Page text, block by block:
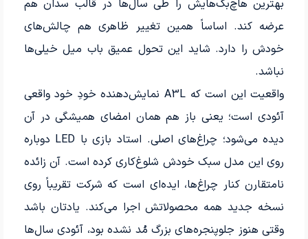
بهترین هاچ‌بک‌هایش را طی سال‌ها در قالب سدان هم
عرضه کند. اساساً همین تغییر ظاهری هم چالش‌های
خودش را دارد. شاید این تحول عمیق باب میل خیلی‌ها
نباشد.
واقعیت این است که A3L نمایش‌دهنده خودِ خود واقعی
آئودی است؛ یعنی باز هم همان امضای همیشگی در آن
دیده می‌شود؛ چراغ‌های اصلی. استاد بازی با LED دوباره
روی این مدل سبک خودش شلوغ‌کاری کرده است. آن زائده
نامتقارن کنار چراغ‌ها، ایده‌ای است که شرکت تقریباً روی
نسخه جدید همه محصولاتش اجرا می‌کند. یادتان باشد
وقتی هنوز جلوپنجره‌های بزرگ مُد نشده بود، آئودی سال‌ها